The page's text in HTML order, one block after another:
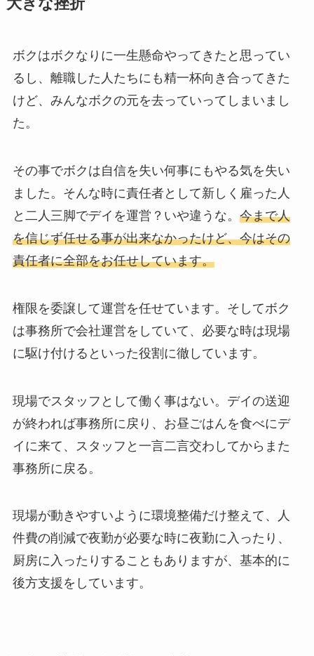
大きな挫折
ボクはボクなりに一生懸命やってきたと思ってい
るし、離職した人たちにも精一杯向き合ってきた
けど、みんなボクの元を去っていってしまいまし
た。
その事でボクは自信を失い何事にもやる気を失い
ました。そんな時に責任者として新しく雇った人
と二人三脚でデイを運営？いや違うな。 今まで人
を信じず任せる事が出来なかったけど、今はその
責任者に全部をお任せしています。
権限を委譲して運営を任せています。そしてボク
は事務所で会社運営をしていて、必要な時は現場
に駆け付けるといった役割に徹しています。
現場でスタッフとして働く事はない。デイの送迎
が終われば事務所に戻り、お昼ごはんを食べにデ
イに来て、スタッフと一言二言交わしてからまた
事務所に戻る。
現場が動きやすいように環境整備だけ整えて、人
件費の削減で夜勤が必要な時に夜勤に入ったり、
厨房に入ったりすることもありますが、基本的に
後方支援をしています。